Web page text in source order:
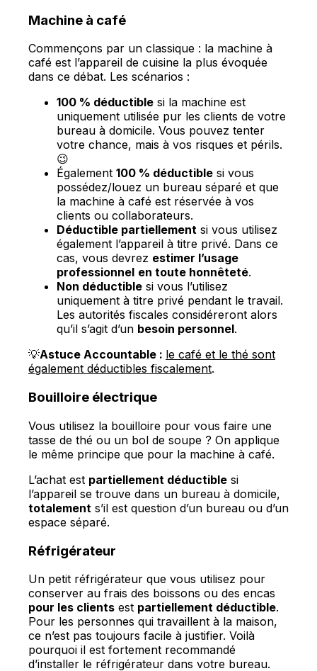
Machine à café
Commençons par un classique : la machine à
café est l’appareil de cuisine la plus évoquée
dans ce débat. Les scénarios :
100 % déductible si la machine est
uniquement utilisée pur les clients de votre
bureau à domicile. Vous pouvez tenter
votre chance, mais à vos risques et périls.
😉
Également 100 % déductible si vous
possédez/louez un bureau séparé et que
la machine à café est réservée à vos
clients ou collaborateurs.
Déductible partiellement si vous utilisez
également l’appareil à titre privé. Dans ce
cas, vous devrez estimer l’usage
professionnel en toute honnêteté.
Non déductible si vous l’utilisez
uniquement à titre privé pendant le travail.
Les autorités fiscales considéreront alors
qu’il s’agit d’un besoin personnel.
💡Astuce Accountable : le café et le thé sont
également déductibles fiscalement.
Bouilloire électrique
Vous utilisez la bouilloire pour vous faire une
tasse de thé ou un bol de soupe ? On applique
le même principe que pour la machine à café.
L’achat est partiellement déductible si
l’appareil se trouve dans un bureau à domicile,
totalement s’il est question d’un bureau ou d’un
espace séparé.
Réfrigérateur
Un petit réfrigérateur que vous utilisez pour
conserver au frais des boissons ou des encas
pour les clients est partiellement déductible.
Pour les personnes qui travaillent à la maison,
ce n’est pas toujours facile à justifier. Voilà
pourquoi il est fortement recommandé
d’installer le réfrigérateur dans votre bureau.